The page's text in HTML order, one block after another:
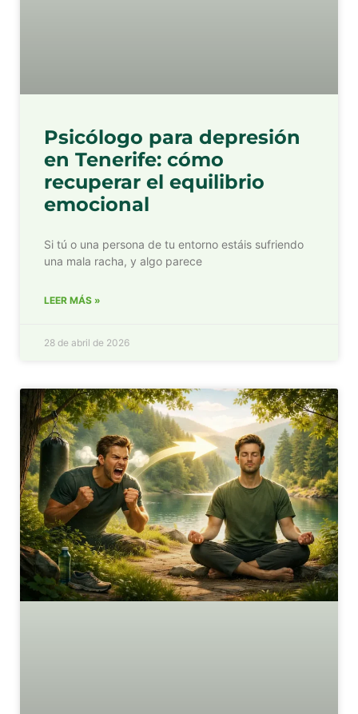
Psicólogo para depresión
en Tenerife: cómo
recuperar el equilibrio
emocional
Si tú o una persona de tu entorno estáis sufriendo
una mala racha, y algo parece
LEER MÁS »
28 de abril de 2026